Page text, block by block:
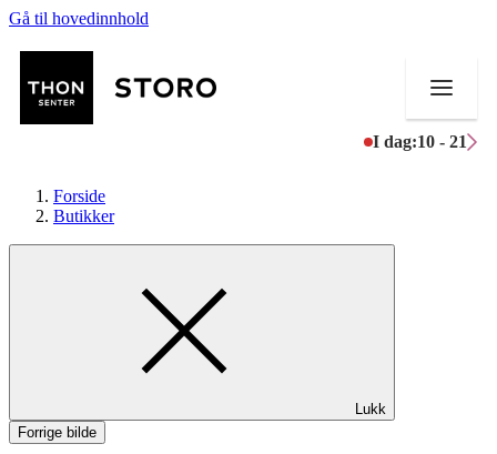
Gå til hovedinnhold
I dag:10 - 21
Mat og drikke
Aktiviteter
Forside
Butikker
Lukk
Forrige bilde